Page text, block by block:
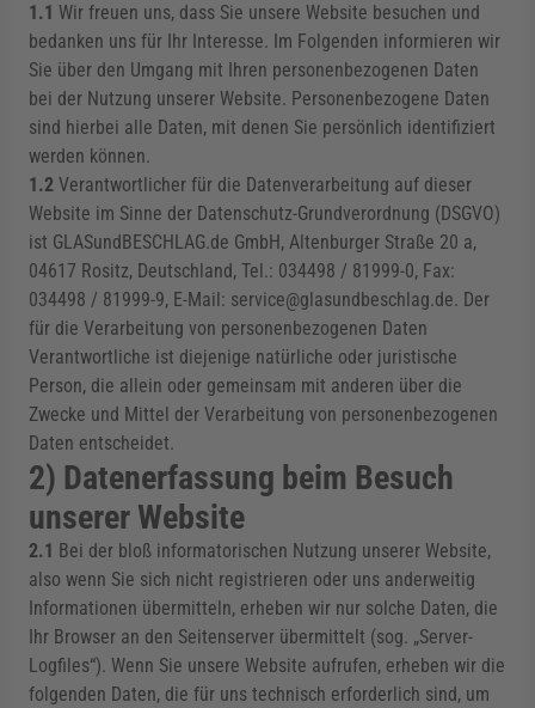
für Kategorie Glasduschen anzeigen
für Kategorie Beschläge anzeigen
für Kategorie Zargen anzeigen
für Kategorie Aussenverglasung
für Kategorie Angebote anzeigen
1.1 Wir freuen uns, dass Sie unsere Website besuchen und
bedanken uns für Ihr Interesse. Im Folgenden informieren wir
Sie über den Umgang mit Ihren personenbezogenen Daten
bei der Nutzung unserer Website. Personenbezogene Daten
sind hierbei alle Daten, mit denen Sie persönlich identifiziert
werden können.
1.2 Verantwortlicher für die Datenverarbeitung auf dieser
Website im Sinne der Datenschutz-Grundverordnung (DSGVO)
ist GLASundBESCHLAG.de GmbH, Altenburger Straße 20 a,
04617 Rositz, Deutschland, Tel.: 034498 / 81999-0, Fax:
034498 / 81999-9, E-Mail: service@glasundbeschlag.de. Der
für die Verarbeitung von personenbezogenen Daten
Verantwortliche ist diejenige natürliche oder juristische
Person, die allein oder gemeinsam mit anderen über die
Zwecke und Mittel der Verarbeitung von personenbezogenen
Daten entscheidet.
2) Datenerfassung beim Besuch
unserer Website
2.1 Bei der bloß informatorischen Nutzung unserer Website,
also wenn Sie sich nicht registrieren oder uns anderweitig
Informationen übermitteln, erheben wir nur solche Daten, die
Ihr Browser an den Seitenserver übermittelt (sog. „Server-
Logfiles“). Wenn Sie unsere Website aufrufen, erheben wir die
folgenden Daten, die für uns technisch erforderlich sind, um